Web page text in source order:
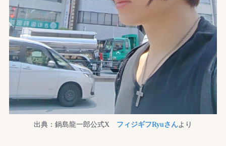
出典：鍋島龍一郎公式X フィジギフRyuさんより